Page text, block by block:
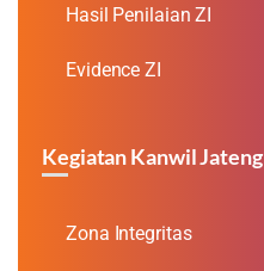
Hasil Penilaian ZI
Evidence ZI
Kegiatan Kanwil Jateng
Zona Integritas